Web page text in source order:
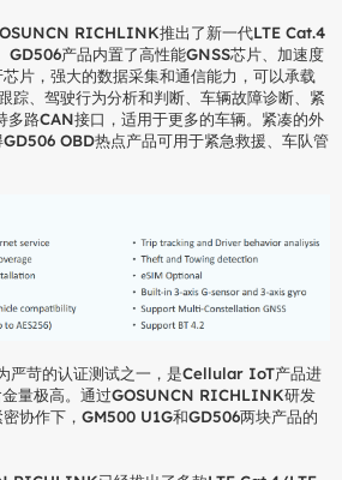
RICHLINK推出了新一代LTE Cat.4
产品内置了高性能GNSS芯片、加速度
片，强大的数据采集和通信能力，可以承载
踪、驾驶行为分析和判断、车辆故障诊断、紧
多路CAN接口，适用于更多的车辆。紧凑的外
OBD热点产品可用于紧急救援、车队管
严苛的认证测试之一，是Cellular IoT产品进
金量极高。通过GOSUNCN RICHLINK研发
协作下，GM500 U1G和GD506两块产品的